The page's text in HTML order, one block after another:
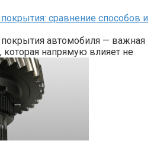
сравнение способов и
покрытия автомобиля — важная
которая напрямую влияет не